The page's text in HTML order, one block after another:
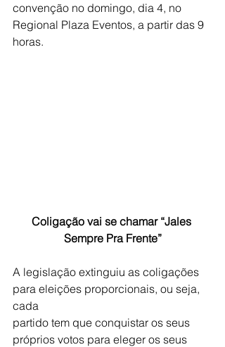
convenção no domingo, dia 4, no
Regional Plaza Eventos, a partir das 9
horas.
Coligação vai se chamar “Jales
Sempre Pra Frente”
A legislação extinguiu as coligações
para eleições proporcionais, ou seja,
cada
partido tem que conquistar os seus
próprios votos para eleger os seus